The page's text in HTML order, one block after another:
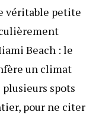
véritable petite
Beach : le
un climat
spots
pour ne citer